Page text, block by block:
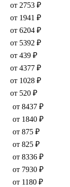
от 2753 ₽
от 1941 ₽
от 6204 ₽
от 5392 ₽
от 439 ₽
от 4377 ₽
от 1028 ₽
от 520 ₽
от 8437 ₽
от 1840 ₽
от 875 ₽
от 825 ₽
от 8336 ₽
от 7930 ₽
от 1180 ₽